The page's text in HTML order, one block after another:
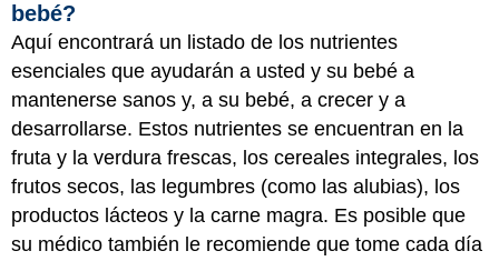
bebé?
Aquí encontrará un listado de los nutrientes
esenciales que ayudarán a usted y su bebé a
mantenerse sanos y, a su bebé, a crecer y a
desarrollarse. Estos nutrientes se encuentran en la
fruta y la verdura frescas, los cereales integrales, los
frutos secos, las legumbres (como las alubias), los
productos lácteos y la carne magra. Es posible que
su médico también le recomiende que tome cada día